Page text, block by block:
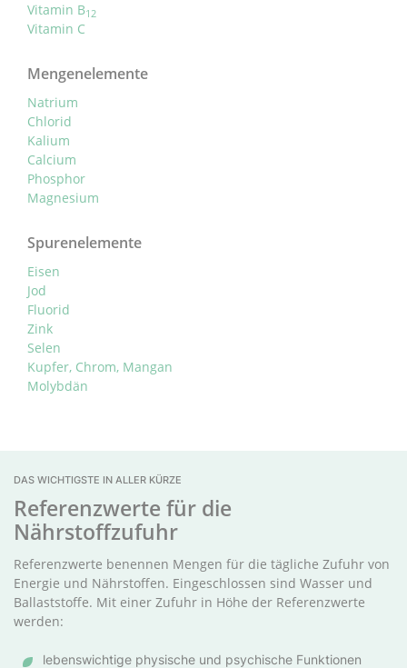
Vitamin B12
Vitamin C
Mengenelemente
Natrium
Chlorid
Kalium
Calcium
Phosphor
Magnesium
Spurenelemente
Eisen
Jod
Fluorid
Zink
Selen
Kupfer, Chrom, Mangan
Molybdän
DAS WICHTIGSTE IN ALLER KÜRZE
Referenzwerte für die
Nährstoffzufuhr
Referenzwerte benennen Mengen für die tägliche Zufuhr von
Energie und Nährstoffen. Eingeschlossen sind Wasser und
Ballaststoffe. Mit einer Zufuhr in Höhe der Referenzwerte
werden:
lebenswichtige physische und psychische Funktionen